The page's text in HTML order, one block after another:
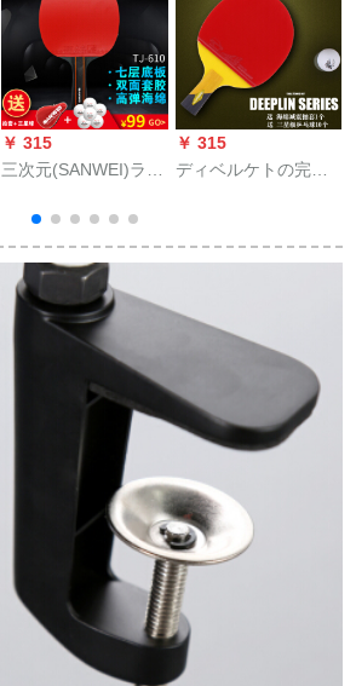
￥ 315
三次元(SANWEI)ライ
ンサール7段底板付き
セストT 610(アンパ
ン付)610直写*1
￥ 315
ディベルケトの完成
者の専门レベル6つの
ケトをした。